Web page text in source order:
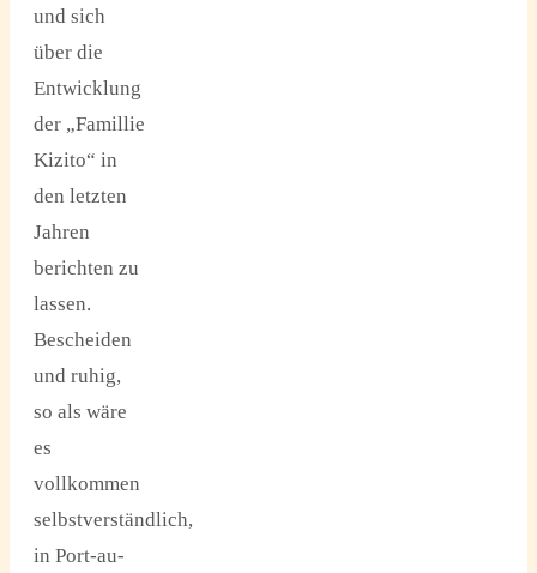
und sich
über die
Entwicklung
der „Famillie
Kizito“ in
den letzten
Jahren
berichten zu
lassen.
Bescheiden
und ruhig,
so als wäre
es
vollkommen
selbstverständlich,
in Port-au-